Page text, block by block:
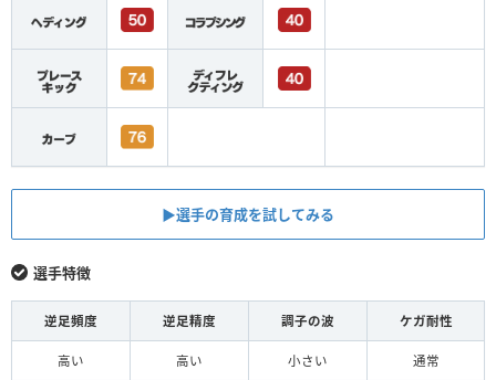
▶︎選手の育成を試してみる
選手特徴
逆足頻度 逆足精度 調子の波 ケガ耐性
高い 高い 小さい 通常